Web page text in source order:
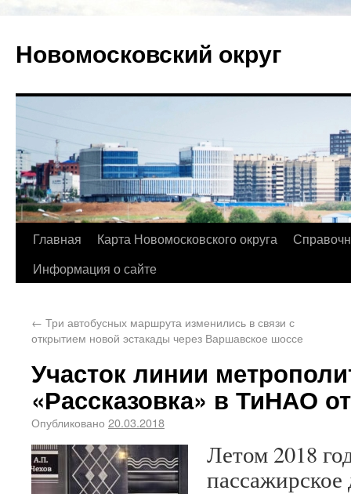
Новомосковский округ
Главная Карта Новомосковского округа
Информация о сайте
← Три автобусных маршрута изменились в связи с
открытием новой эстакады через Варшавское шоссе
Участок линии
«Рассказовка» в ТиНАО
Опубликовано 20.03.2018
Летом 2018